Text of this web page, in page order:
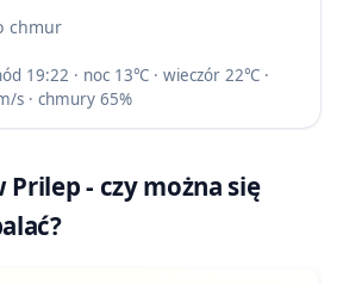
chmur
19:22 · noc 13℃ · wieczór 22℃ ·
s · chmury 65%
Prilep - czy można się